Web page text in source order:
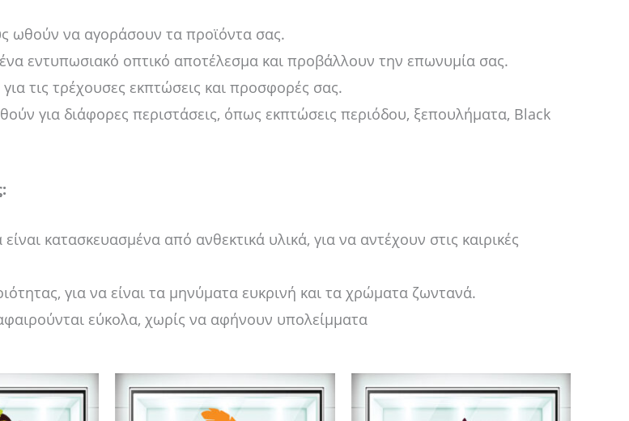
ωθούν να αγοράσουν τα προϊόντα σας.
εντυπωσιακό οπτικό αποτέλεσμα και προβάλλουν την επωνυμία σας.
τις τρέχουσες εκπτώσεις και προσφορές σας.
για διάφορες περιστάσεις, όπως εκπτώσεις περιόδου, ξεπουλήματα, Black
κατασκευασμένα από ανθεκτικά υλικά, για να αντέχουν στις καιρικές
για να είναι τα μηνύματα ευκρινή και τα χρώματα ζωντανά.
εύκολα, χωρίς να αφήνουν υπολείμματα
€
Αυτό
το
range:
14,00 €
Αυτό
το
range:
14,00 €
Αυτό
το